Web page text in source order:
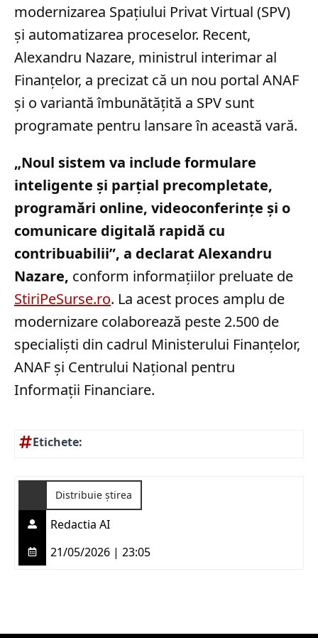
modernizarea Spațiului Privat Virtual (SPV)
și automatizarea proceselor. Recent,
Alexandru Nazare, ministrul interimar al
Finanțelor, a precizat că un nou portal ANAF
și o variantă îmbunătățită a SPV sunt
programate pentru lansare în această vară.
„Noul sistem va include formulare
inteligente și parțial precompletate,
programări online, videoconferințe și o
comunicare digitală rapidă cu
contribuabilii”, a declarat Alexandru
Nazare, conform informațiilor preluate de
StiriPeSurse.ro. La acest proces amplu de
modernizare colaborează peste 2.500 de
specialiști din cadrul Ministerului Finanțelor,
ANAF și Centrului Național pentru
Informații Financiare.
Etichete:
Distribuie știrea
Redactia AI
21/05/2026 | 23:05